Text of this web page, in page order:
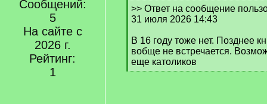
Сообщений:
5
На сайте с
2026 г.
Рейтинг:
1
[
q
>> Ответ на сообщение
31 июля 2026 14:43
В 16 году тоже нет. Позднее
вобще не встречается.
еще католиков
[